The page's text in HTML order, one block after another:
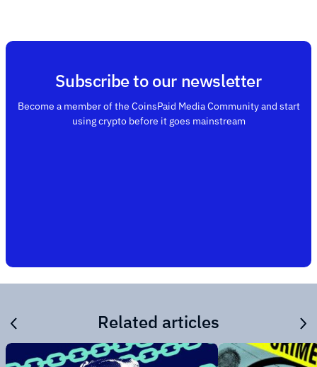
Subscribe to our newsletter
Become a member of the CoinsPaid Media Community and start
using crypto before it goes mainstream
Related articles